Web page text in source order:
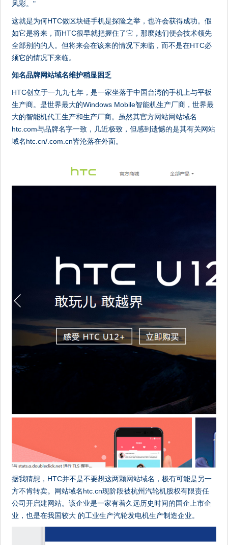
风彩。"
这就是为何HTC做区块链手机是探险之举，也许会获得成功。假
如它是将来，而HTC很早就把握住了它，那麼她们便会技术领先
全部别的的人。但将来会在该来的情况下来临，而不是在HTC必
须它的情况下来临。
知名品牌网站域名维护稍显困乏
HTC创立于一九九七年，是一家坐落于中国台湾的手机上与平板
生产商。是世界最大的Windows Mobile智能机生产厂商，世界最
大的智能机代工生产和生产厂商。虽然其官方网站网站域名
htc.com与品牌名字一致，几近极致，但感到遗憾的是其有关网站
域名htc.cn/.com.cn皆沦落在外面。
据我猜想，HTC并不是不要想这两颗网站域名，极有可能是另一
方不肯转卖。网站域名htc.cn现阶段被杭州汽轮机股权有限责任
公司开启建网站。该企业是一家有着久远历史时间的国企上市企
业，也是在我国较大 的工业生产汽轮发电机生产制造企业。